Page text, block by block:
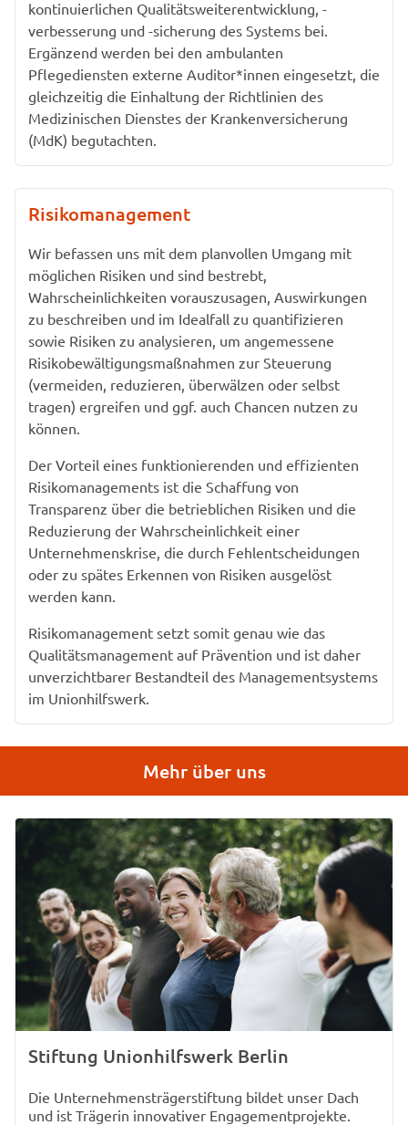
kontinuierlichen Qualitätsweiterentwicklung, -
verbesserung und -sicherung des Systems bei.
Ergänzend werden bei den ambulanten
Pflegediensten externe Auditor*innen eingesetzt, die
gleichzeitig die Einhaltung der Richtlinien des
Medizinischen Dienstes der Krankenversicherung
(MdK) begutachten.
Risikomanagement
Wir befassen uns mit dem planvollen Umgang mit
möglichen Risiken und sind bestrebt,
Wahrscheinlichkeiten vorauszusagen, Auswirkungen
zu beschreiben und im Idealfall zu quantifizieren
sowie Risiken zu analysieren, um angemessene
Risikobewältigungsmaßnahmen zur Steuerung
(vermeiden, reduzieren, überwälzen oder selbst
tragen) ergreifen und ggf. auch Chancen nutzen zu
können.
Der Vorteil eines funktionierenden und effizienten
Risikomanagements ist die Schaffung von
Transparenz über die betrieblichen Risiken und die
Reduzierung der Wahrscheinlichkeit einer
Unternehmenskrise, die durch Fehlentscheidungen
oder zu spätes Erkennen von Risiken ausgelöst
werden kann.
Risikomanagement setzt somit genau wie das
Qualitätsmanagement auf Prävention und ist daher
unverzichtbarer Bestandteil des Managementsystems
im Unionhilfswerk.
Mehr über uns
Stiftung Unionhilfswerk Berlin
Die Unternehmensträgerstiftung bildet unser Dach
und ist Trägerin innovativer Engagementprojekte.